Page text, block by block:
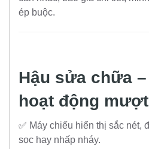
ép buộc.
Hậu sửa chữa
hoạt động
✅ Máy chiếu hiển thị sắc nét,
sọc hay nhấp nháy.